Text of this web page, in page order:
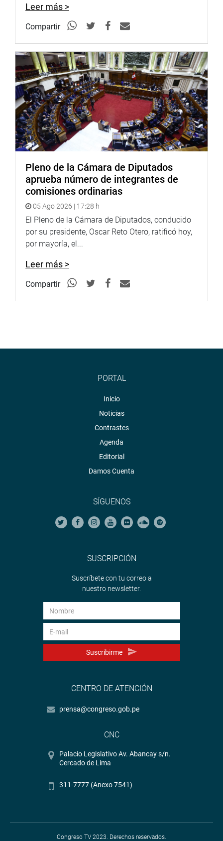
Leer más >
Compartir
Pleno de la Cámara de Diputados
aprueba número de integrantes de
comisiones ordinarias
05 Ago 2026 | 17:28 h
El Pleno de la Cámara de Diputados, conducido
por su presidente, Oscar Reto Otero, ratificó hoy,
por mayoría, el...
Leer más >
Compartir
PORTAL
Inicio
Noticias
Contrastes
Agenda
Editorial
Damos Cuenta
SÍGUENOS
SUSCRIPCIÓN
Suscríbete con tu correo a
nuestro newsletter.
Suscribirme
CENTRO DE ATENCIÓN
prensa@congreso.gob.pe
CNC
Palacio Legislativo Av. Abancay s/n.
Cercado de Lima
311-7777 (Anexo 7541)
Congreso TV 2023. Derechos reservados.